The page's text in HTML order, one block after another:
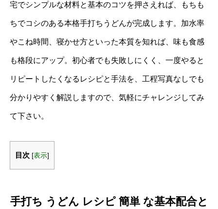
宅でシンプルな材料と基本のコツを押さえれば、もちも
ちでコシのある本格手打ちうどんが完成します。加水率
やこね時間、寝かせ方といった本質を知れば、味も食感
も格段にアップ。初心者でも失敗しにくく、一度やると
リピートしたくなるレシピと手法を、工程写真なしでも
分かりやすく解説しますので、気軽にチャレンジしてみ
て下さい。
目次 [表示]
手打ち うどん レシピ 簡単 な基本配合と